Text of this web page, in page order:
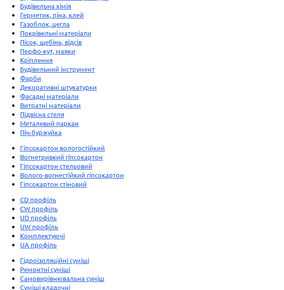
Будівельна хімія
Герметик, піна, клей
Газоблок, цегла
Покрівельні матеріали
Пісок, щебінь, відсів
Перфо-кут, маяки
Кріплення
Будівельний інструмент
Фарби
Декоративні штукатурки
Фасадні матеріали
Витратні матеріали
Підвісна стеля
Металевий паркан
Піч-буржуйка
Гіпсокартон вологостійкий
Вогнетривкий гіпсокартон
Гіпсокартон стельовий
Волого-вогнестійкий гіпсокартон
Гіпсокартон стіновий
CD профіль
CW профіль
UD профіль
UW профіль
Комплектуючі
UA профіль
Гідроізоляційні суміші
Ремонтні суміші
Самовирівнювальна суміш
Суміші кладочні